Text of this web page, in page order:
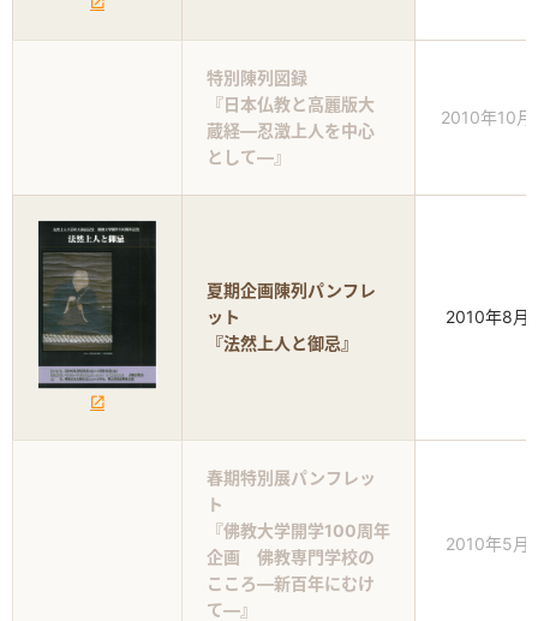
特別陳列図録
『日本仏教と高麗版大
蔵経―忍澂上人を中心
として―』
2010年10月
夏期企画陳列パンフレ
ット
『法然上人と御忌』
2010年8月
春期特別展パンフレッ
ト
『佛教大学開学100周年
企画 佛教専門学校の
こころ―新百年にむけ
て―』
2010年5月